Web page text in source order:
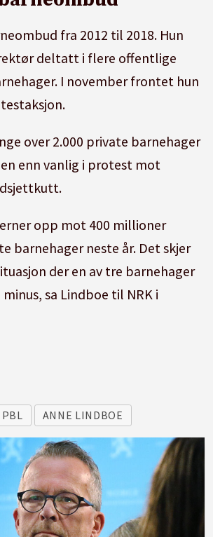
fra 2012 til 2018. Hun
deltatt i flere offentlige
I november frontet hun
over 2.000 private barnehager
enn vanlig i protest mot
opp mot 400 millioner
barnehager neste år. Det skjer
der en av tre barnehager
sa Lindboe til NRK i
PBL ANNE LINDBOE